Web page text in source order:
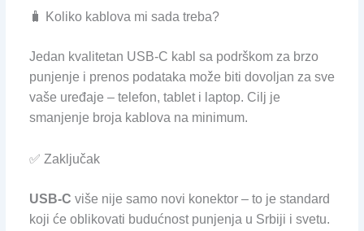
🧳 Koliko kablova mi sada treba?
Jedan kvalitetan USB-C kabl sa podrškom za brzo
punjenje i prenos podataka može biti dovoljan za sve
vaše uređaje – telefon, tablet i laptop. Cilj je
smanjenje broja kablova na minimum.
✅ Zaključak
USB-C više nije samo novi konektor – to je standard
koji će oblikovati budućnost punjenja u Srbiji i svetu.